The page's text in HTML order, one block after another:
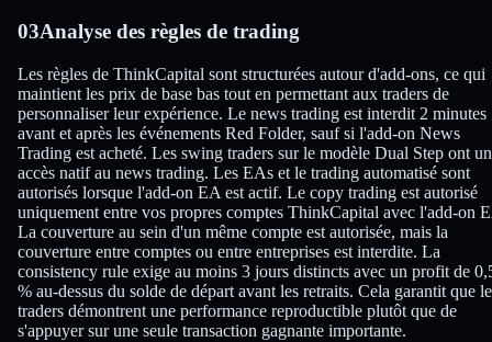
03Analyse des règles de trading
Les règles de ThinkCapital sont structurées autour d'add-ons, ce qui
maintient les prix de base bas tout en permettant aux traders de
personnaliser leur expérience. Le news trading est interdit 2 minutes
avant et après les événements Red Folder, sauf si l'add-on News
Trading est acheté. Les swing traders sur le modèle Dual Step ont un
accès natif au news trading. Les EAs et le trading automatisé sont
autorisés lorsque l'add-on EA est actif. Le copy trading est autorisé
uniquement entre vos propres comptes ThinkCapital avec l'add-on
La couverture au sein d'un même compte est autorisée, mais la
couverture entre comptes ou entre entreprises est interdite. La
consistency rule exige au moins 3 jours distincts avec un profit de
% au-dessus du solde de départ avant les retraits. Cela garantit que
traders démontrent une performance reproductible plutôt que de
s'appuyer sur une seule transaction gagnante importante.